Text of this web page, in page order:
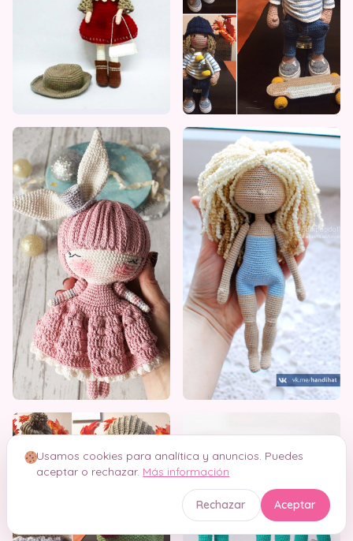
Usamos cookies para analítica y anuncios. Puedes
aceptar o rechazar. Más información
Rechazar Aceptar